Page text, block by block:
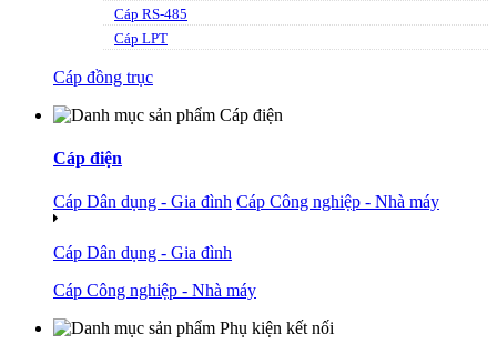
Cáp RS-485
Cáp LPT
Cáp đồng trục
Cáp điện
Cáp Dân dụng - Gia đình Cáp Công nghiệp - Nhà máy
Cáp Dân dụng - Gia đình
Cáp Công nghiệp - Nhà máy